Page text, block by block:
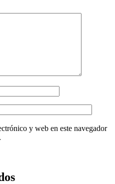
y web en este navegador